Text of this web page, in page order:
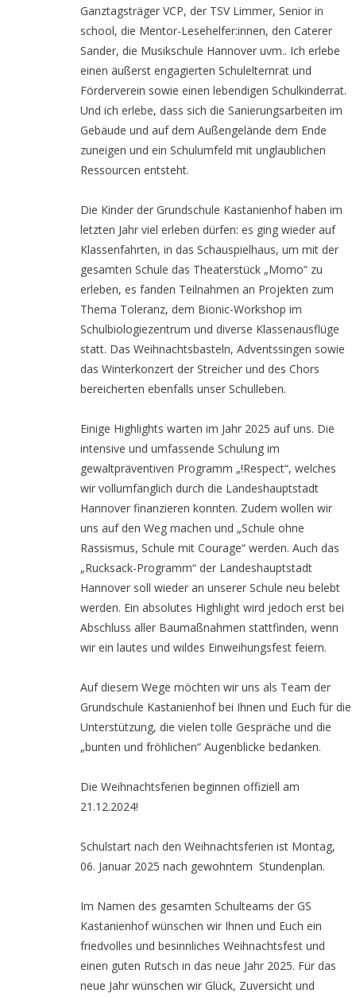
Ganztagsträger VCP, der TSV Limmer, Senior in
school, die Mentor-Lesehelfer:innen, den Caterer
Sander, die Musikschule Hannover uvm.. Ich erlebe
einen äußerst engagierten Schulelternrat und
Förderverein sowie einen lebendigen Schulkinderrat.
Und ich erlebe, dass sich die Sanierungsarbeiten im
Gebäude und auf dem Außengelände dem Ende
zuneigen und ein Schulumfeld mit unglaublichen
Ressourcen entsteht.
Die Kinder der Grundschule Kastanienhof haben im
letzten Jahr viel erleben dürfen: es ging wieder auf
Klassenfahrten, in das Schauspielhaus, um mit der
gesamten Schule das Theaterstück „Momo“ zu
erleben, es fanden Teilnahmen an Projekten zum
Thema Toleranz, dem Bionic-Workshop im
Schulbiologiezentrum und diverse Klassenausflüge
statt. Das Weihnachtsbasteln, Adventssingen sowie
das Winterkonzert der Streicher und des Chors
bereicherten ebenfalls unser Schulleben.
Einige Highlights warten im Jahr 2025 auf uns. Die
intensive und umfassende Schulung im
gewaltpräventiven Programm „!Respect“, welches
wir vollumfänglich durch die Landeshauptstadt
Hannover finanzieren konnten. Zudem wollen wir
uns auf den Weg machen und „Schule ohne
Rassismus, Schule mit Courage“ werden. Auch das
„Rucksack-Programm“ der Landeshauptstadt
Hannover soll wieder an unserer Schule neu belebt
werden. Ein absolutes Highlight wird jedoch erst bei
Abschluss aller Baumaßnahmen stattfinden, wenn
wir ein lautes und wildes Einweihungsfest feiern.
Auf diesem Wege möchten wir uns als Team der
Grundschule Kastanienhof bei Ihnen und Euch für die
Unterstützung, die vielen tolle Gespräche und die
„bunten und fröhlichen“ Augenblicke bedanken.
Die Weihnachtsferien beginnen offiziell am
21.12.2024!
Schulstart nach den Weihnachtsferien ist Montag,
06. Januar 2025 nach gewohntem Stundenplan.
Im Namen des gesamten Schulteams der GS
Kastanienhof wünschen wir Ihnen und Euch ein
friedvolles und besinnliches Weihnachtsfest und
einen guten Rutsch in das neue Jahr 2025. Für das
neue Jahr wünschen wir Glück, Zuversicht und